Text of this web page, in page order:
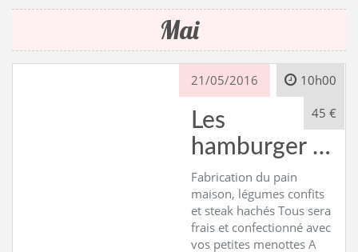
Mai
21/05/2016 10h00
45 €
Les
hamburger …
Fabrication du pain
maison, légumes confits
et steak hachés Tous sera
frais et confectionné avec
vos petites menottes A